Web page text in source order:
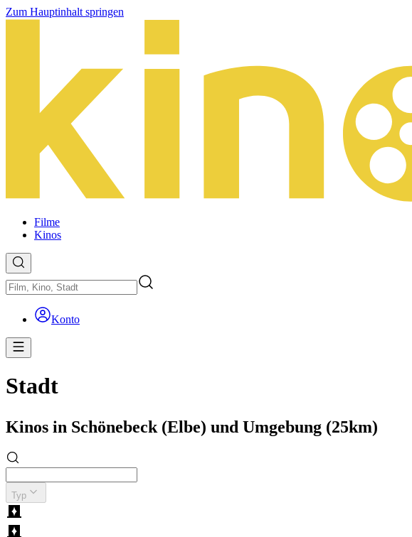
Zum Hauptinhalt springen
Filme
Kinos
Konto
Stadt
Kinos in Schönebeck (Elbe) und Umgebung (25km)
Typ